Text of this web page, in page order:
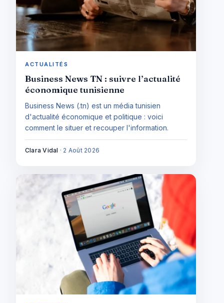
ACTUALITÉS
Business News TN : suivre l’actualité
économique tunisienne
Business News (.tn) est un média tunisien
d'actualité économique et politique : voici
comment le situer et recouper l'information.
Clara Vidal · 2 Août 2026